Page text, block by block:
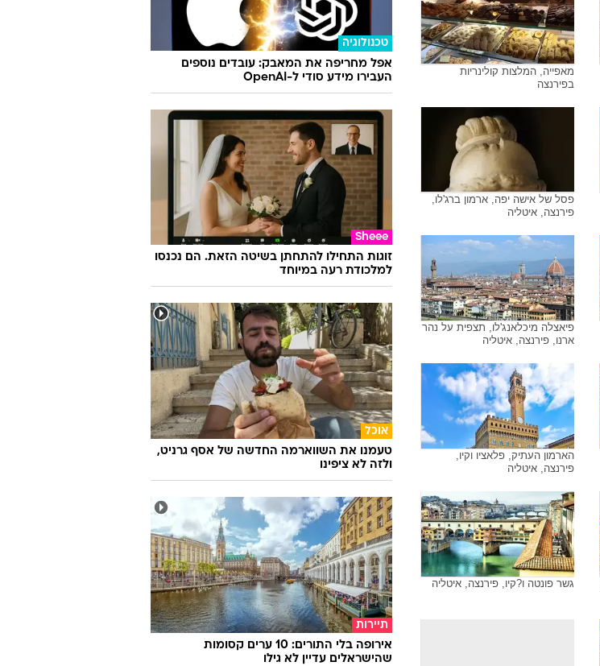
מאפייה, המלצות קולינריות
בפירנצה
פסל של אישה יפה, ארמון ברג'לו,
פירנצה, איטליה
פיאצלה מיכלאנג'לו, תצפית על נהר
ארנו, פירנצה, איטליה
הארמון העתיק, פלאציו וקיו,
פירנצה, איטליה
גשר פונטה ו?קיו, פירנצה, איטליה
טכנולוגיה
אפל מחריפה את המאבק: עובדים נוספים
העבירו מידע סודי ל-OpenAI
Sheee
זוגות התחילו להתחתן בשיטה הזאת. הם נכנסו
למלכודת רעה במיוחד
אוכל
טעמנו את השווארמה החדשה של אסף גרניט,
ולזה לא ציפינו
תיירות
אירופה בלי התורים: 10 ערים קסומות
שהישראלים עדיין לא גילו